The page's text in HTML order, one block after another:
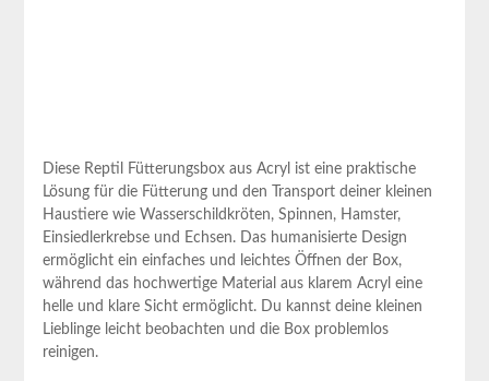
Diese‌ Reptil Fütterungsbox aus⁣ Acryl ist eine praktische⁢
Lösung für die Fütterung und den Transport ⁤deiner kleinen
Haustiere wie Wasserschildkröten, Spinnen,⁣ Hamster,
Einsiedlerkrebse ‍und Echsen. Das humanisierte Design
ermöglicht ein⁣ einfaches‍ und leichtes ⁣Öffnen‍ der Box,
während das hochwertige Material aus klarem‍ Acryl​ eine
helle und klare Sicht ermöglicht. Du kannst ‍deine kleinen
Lieblinge leicht beobachten​ und die Box problemlos
reinigen.